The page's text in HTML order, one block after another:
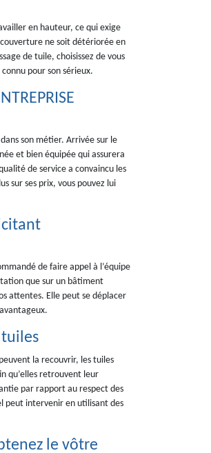
en hauteur, ce qui exige
couverture ne soit détériorée en
de tuile, choisissez de vous
connu pour son sérieux.
son métier. Arrivée sur le
et bien équipée qui assurera
de service a convaincu les
sur ses prix, vous pouvez lui
de faire appel à l’équipe
que sur un bâtiment
attentes. Elle peut se déplacer
tuiles
la recouvrir, les tuiles
qu’elles retrouvent leur
par rapport au respect des
peut intervenir en utilisant des
le vôtre